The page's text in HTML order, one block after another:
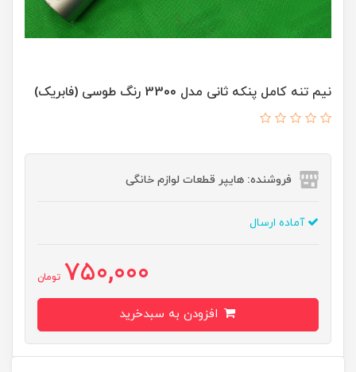
نیم تنه کامل پنکه ثانی مدل 3300 رنگ طوسی (فابریک)
فروشنده: هایپر قطعات لوازم خانگی
آماده ارسال
750,000 تومان